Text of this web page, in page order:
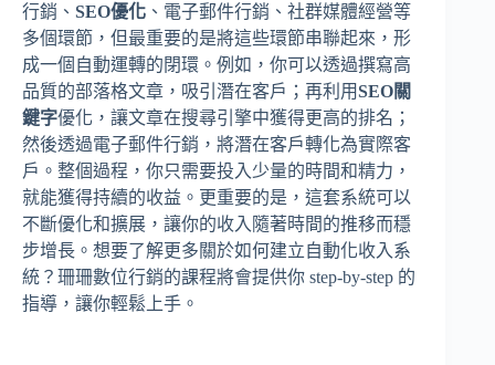
行銷、 SEO優化 、電子郵件行銷、社群媒體經營等
多個環節，但最重要的是將這些環節串聯起來，形
成一個自動運轉的閉環。例如，你可以透過撰寫高
品質的部落格文章，吸引潛在客戶；再利用SEO關
鍵字優化，讓文章在搜尋引擎中獲得更高的排名；
然後透過電子郵件行銷，將潛在客戶轉化為實際客
戶。整個過程，你只需要投入少量的時間和精力，
就能獲得持續的收益。更重要的是，這套系統可以
不斷優化和擴展，讓你的收入隨著時間的推移而穩
步增長。想要了解更多關於如何建立自動化收入系
統？珊珊數位行銷的課程將會提供你 step-by-step 的
指導，讓你輕鬆上手。